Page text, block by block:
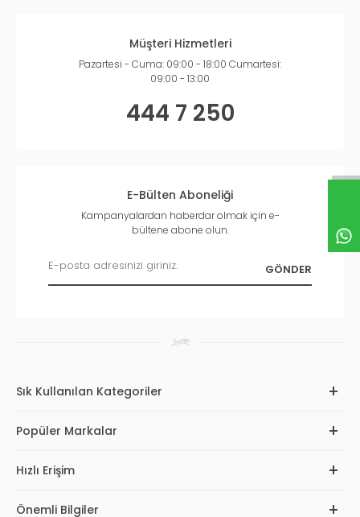
Müşteri Hizmetleri
Pazartesi - Cuma: 09:00 - 18:00 Cumartesi:
09:00 - 13:00
444 7 250
E-Bülten Aboneliği
Kampanyalardan haberdar olmak için e-
bültene abone olun.
Sık Kullanılan Kategoriler
Popüler Markalar
Hızlı Erişim
Önemli Bilgiler